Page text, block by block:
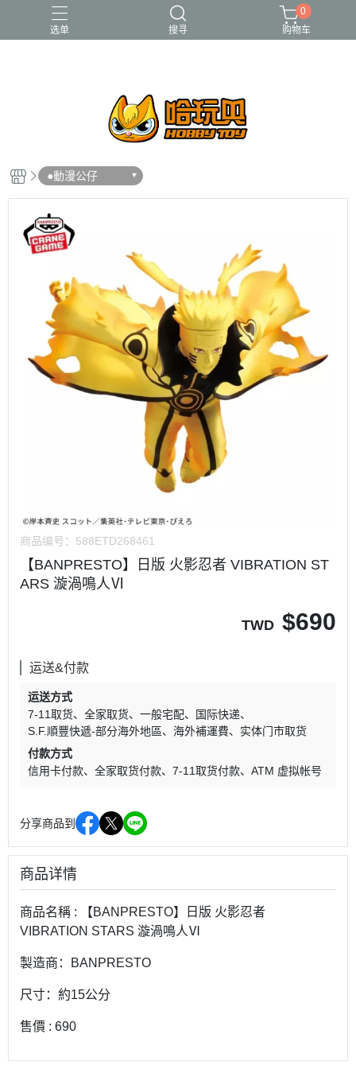
选单 搜寻
RE-MENT 中古二手品
庫柏力克Be@rbrick
0
购物车
●動漫公仔
商品编号： 588ETD268461
【BANPRESTO】日版 火影忍者 VIBRATION ST
ARS 漩渦鳴人Ⅵ
TWD $690
运送&付款
运送方式
7-11取货
全家取货 一般宅配
国际快递
S.F.順豐快遞-部分海外地區
海外補運費
实体门市取货
付款方式
信用卡付款
全家取货付款 7-11取货付款 ATM 虚拟帐号
分享商品到
商品详情
商品名稱 : 【BANPRESTO】日版 火影忍者
VIBRATION STARS 漩渦鳴人Ⅵ
製造商：BANPRESTO
尺寸：約15公分
售價 : 690